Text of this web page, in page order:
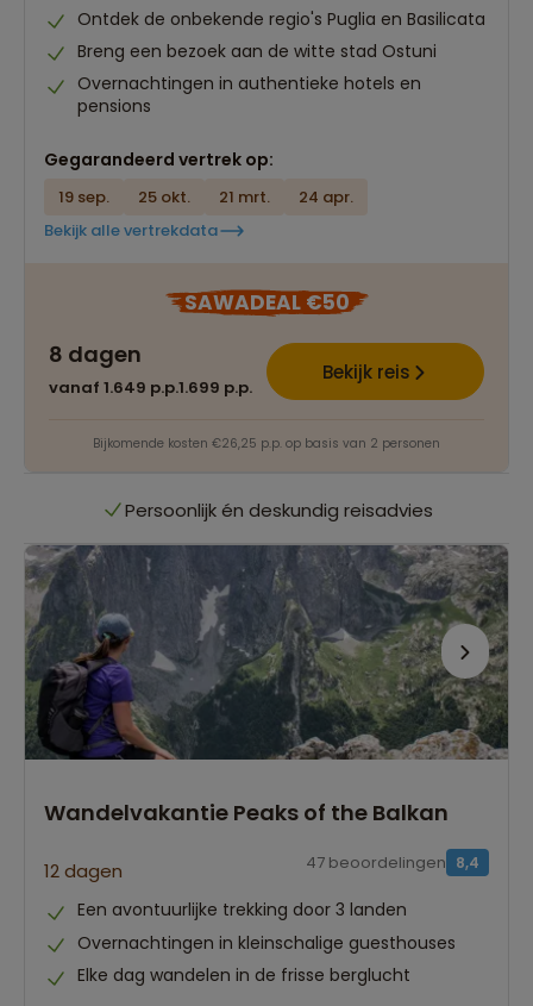
Ontdek de onbekende regio's Puglia en Basilicata
Breng een bezoek aan de witte stad Ostuni
Overnachtingen in authentieke hotels en
pensions
Gegarandeerd vertrek op:
19 sep. 25 okt. 21 mrt.
24 apr.
Bekijk alle vertrekdata
SAWADEAL €50
8 dagen
vanaf 1.649 p.p.1.699 p.p.
Bekijk reis
Bijkomende kosten €26,25 p.p. op basis van 2 personen
Best beoordeelde reisroutes
Het grootste reisaanbod
Persoonlijk én deskundig reisadvies
Best beoordeelde reisroutes
Het grootste reisaanbod
Persoonlijk én deskundig reisadvies
Wandelvakantie Peaks of the Balkan
12 dagen 8,4
47 beoordelingen
Een avontuurlijke trekking door 3 landen
Overnachtingen in kleinschalige guesthouses
Elke dag wandelen in de frisse berglucht